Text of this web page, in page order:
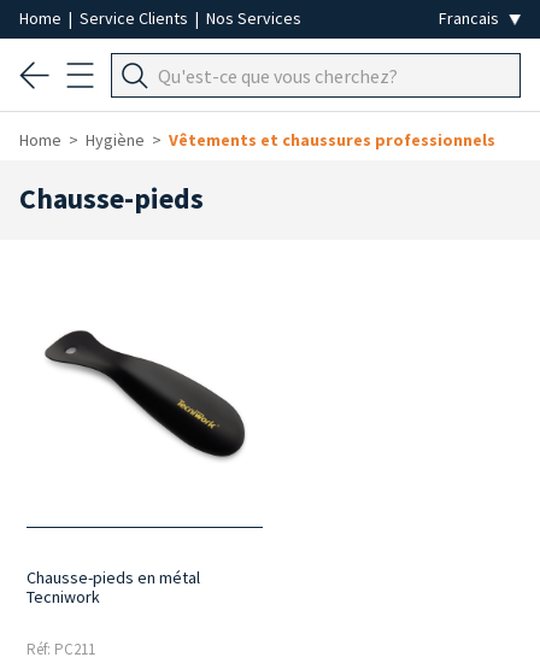
Home | Service Clients | Nos Services
Home Hygiène Vêtements et chaussures professionnels
Chausse-pieds
Chausse-pieds en métal
Tecniwork
Réf: PC211